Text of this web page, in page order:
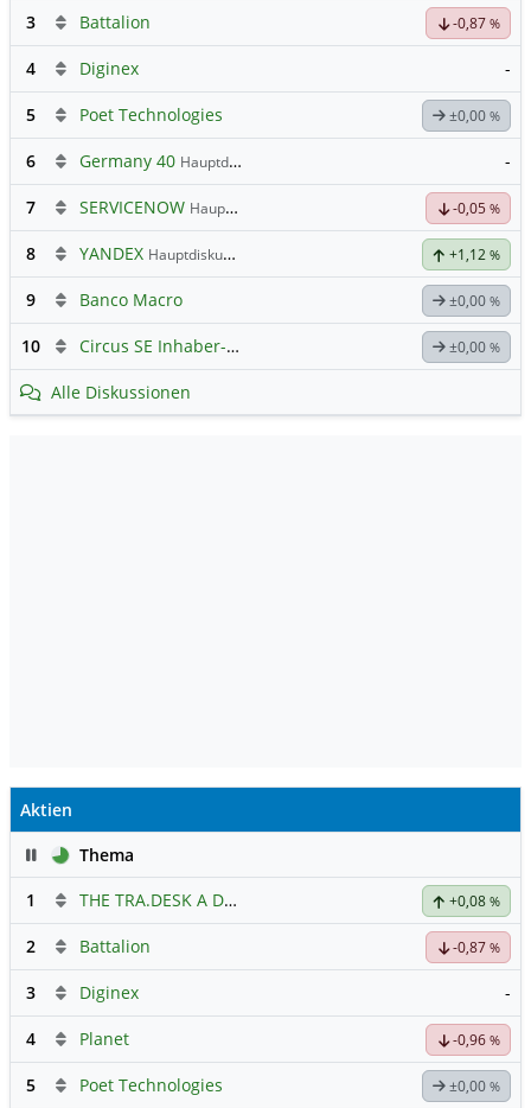
3 Battalion -0,87 %
4 Diginex -
5 Poet Technologies ±0,00 %
6 Germany 40 Hauptdiskussion -
7 SERVICENOW Hauptdiskussion -0,05 %
8 YANDEX Hauptdiskussion +1,12 %
9 Banco Macro ±0,00 %
10 Circus SE Inhaber-Akt ±0,00 %
Alle Diskussionen
Aktien
PauseThema
1
THE TRA.DESK A DL-,000001 +0,08 %
2 Battalion -0,87 %
3 Diginex -
4 Planet -0,96 %
5 Poet Technologies ±0,00 %